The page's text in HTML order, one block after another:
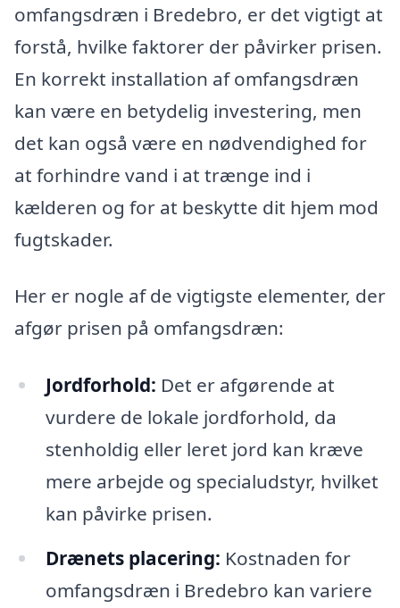
omfangsdræn i Bredebro, er det vigtigt at
forstå, hvilke faktorer der påvirker prisen.
En korrekt installation af omfangsdræn
kan være en betydelig investering, men
det kan også være en nødvendighed for
at forhindre vand i at trænge ind i
kælderen og for at beskytte dit hjem mod
fugtskader.
Her er nogle af de vigtigste elementer, der
afgør prisen på omfangsdræn:
Jordforhold: Det er afgørende at
vurdere de lokale jordforhold, da
stenholdig eller leret jord kan kræve
mere arbejde og specialudstyr, hvilket
kan påvirke prisen.
Drænets placering: Kostnaden for
omfangsdræn i Bredebro kan variere